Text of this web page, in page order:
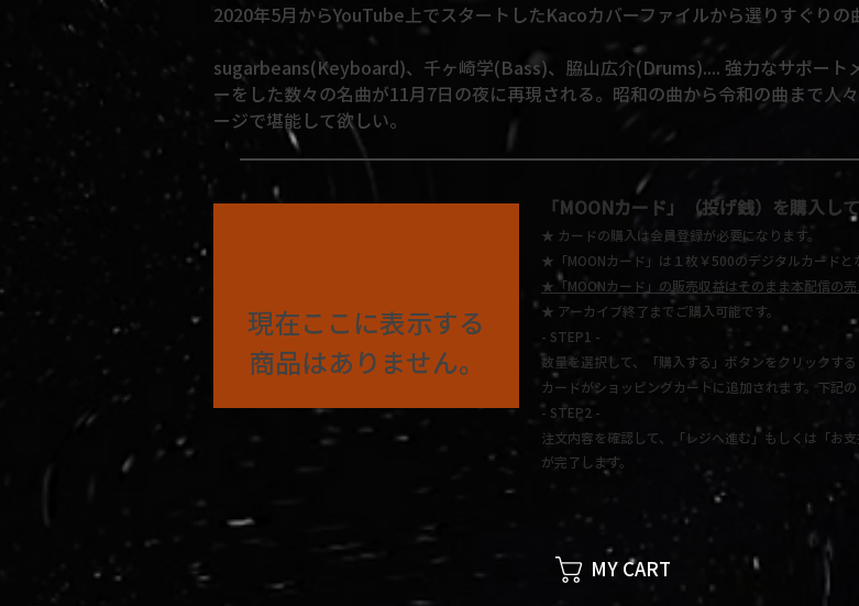
2020年5月からYouTube上でスタートしたKacoカバーファイルから選りすぐりの
sugarbeans(Keyboard)、千ヶ崎学(Bass)、脇山広介(Drums).... 強力なサポート
ーをした数々の名曲が11月7日の夜に再現される。昭和の曲から令和の曲まで人
ージで堪能して欲しい。
現在ここに表示する
商品はありません。
「MOONカード」 （投げ銭）を購入し
★ カードの購入は会員登録が必要になります。
★「MOONカード」は１枚￥500のデジタルカードと
★ 「MOONカード」の販売収益はそのまま本配信の売
★ アーカイブ終了までご購入可能です。
- STEP1 -
数量を選択して、「購入する」ボタンをクリックする
カードがショッピングカートに追加されます。下記の
- STEP2 -
注文内容を確認して、「レジへ進む」もしくは「お
が完了します。
MY CART